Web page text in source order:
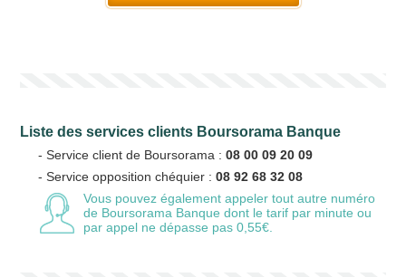
Vos crédits
Liste des services clients Boursorama Banque
- Service client de Boursorama :08 00 09 20 09
- Service opposition chéquier :08 92 68 32 08
Vous pouvez également appeler tout autre numéro
de Boursorama Banque dont le tarif par minute ou
par appel ne dépasse pas 0,55€.